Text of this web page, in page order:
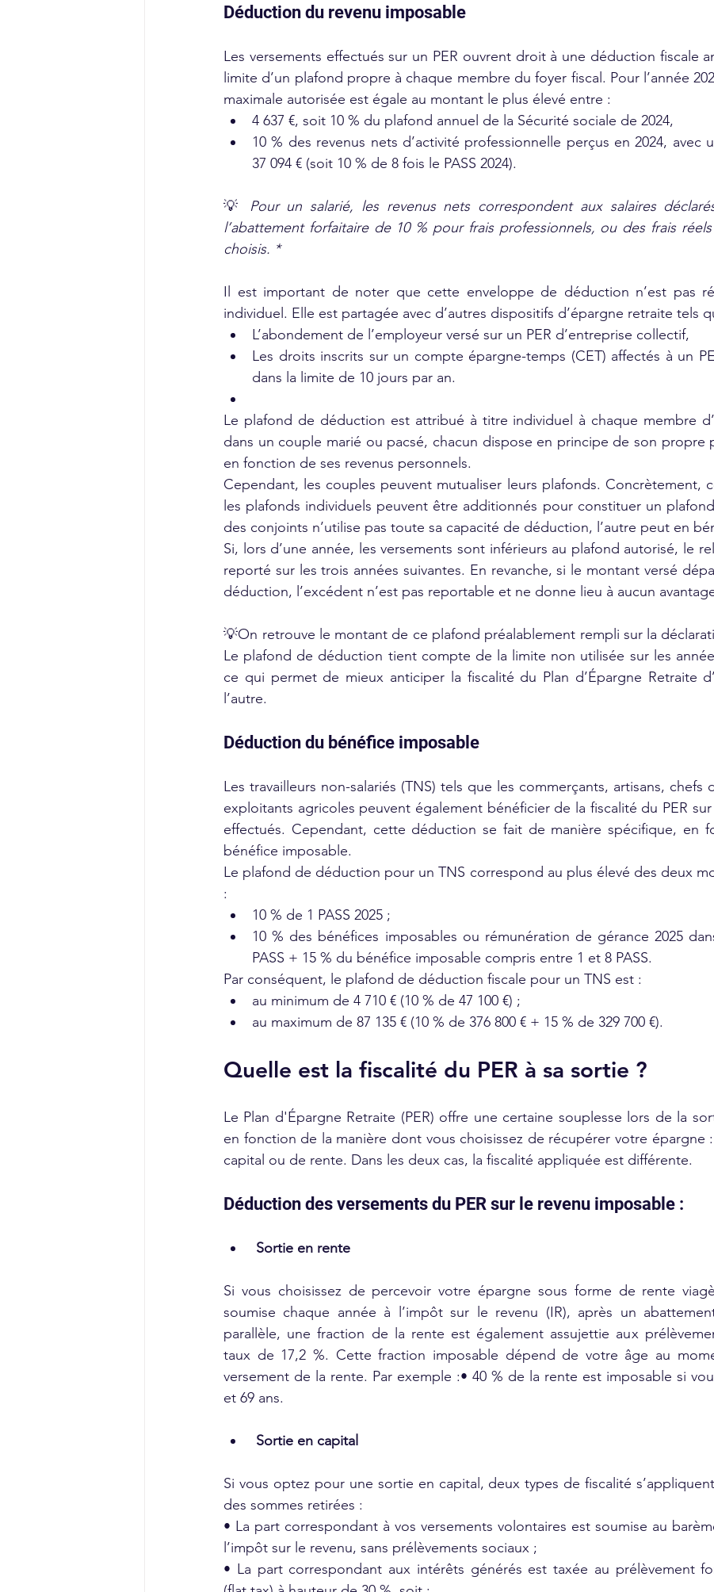
Déduction du revenu imposable
Les versements effectués sur un PER ouvrent droit à une déduction fiscale
limite d’un plafond propre à chaque membre du foyer fiscal. Pour l’année
maximale autorisée est égale au montant le plus élevé entre :
4 637 €, soit 10 % du plafond annuel de la Sécurité sociale de 2024,
10 % des revenus nets d’activité professionnelle perçus en 2024, avec
37 094 € (soit 10 % de 8 fois le PASS 2024).
💡 Pour un salarié, les revenus nets correspondent aux salaires
l’abattement forfaitaire de 10 % pour frais professionnels, ou des frais
choisis. *
Il est important de noter que cette enveloppe de déduction n’est pas
individuel. Elle est partagée avec d’autres dispositifs d’épargne retraite tels
L’abondement de l’employeur versé sur un PER d’entreprise collectif,
Les droits inscrits sur un compte épargne-temps (CET) affectés à un
dans la limite de 10 jours par an.
Le plafond de déduction est attribué à titre individuel à chaque membre
dans un couple marié ou pacsé, chacun dispose en principe de son propre
en fonction de ses revenus personnels.
Cependant, les couples peuvent mutualiser leurs plafonds. Concrètement,
les plafonds individuels peuvent être additionnés pour constituer un plafond
des conjoints n’utilise pas toute sa capacité de déduction, l’autre peut en
Si, lors d’une année, les versements sont inférieurs au plafond autorisé, le
reporté sur les trois années suivantes. En revanche, si le montant versé
déduction, l’excédent n’est pas reportable et ne donne lieu à aucun
💡On retrouve le montant de ce plafond préalablement rempli sur la
Le plafond de déduction tient compte de la limite non utilisée sur les
ce qui permet de mieux anticiper la fiscalité du Plan d’Épargne Retraite
l’autre.
Déduction du bénéfice imposable
Les travailleurs non-salariés (TNS) tels que les commerçants, artisans, chefs
exploitants agricoles peuvent également bénéficier de la fiscalité du PER
effectués. Cependant, cette déduction se fait de manière spécifique, en
bénéfice imposable.
Le plafond de déduction pour un TNS correspond au plus élevé des deux
:
10 % de 1 PASS 2025 ;
10 % des bénéfices imposables ou rémunération de gérance 2025
PASS + 15 % du bénéfice imposable compris entre 1 et 8 PASS.
Par conséquent, le plafond de déduction fiscale pour un TNS est :
au minimum de 4 710 € (10 % de 47 100 €) ;
au maximum de 87 135 € (10 % de 376 800 € + 15 % de 329 700 €).
Quelle est la fiscalité du PER à sa sortie ?
Le Plan d'Épargne Retraite (PER) offre une certaine souplesse lors de la
en fonction de la manière dont vous choisissez de récupérer votre épargne
capital ou de rente. Dans les deux cas, la fiscalité appliquée est différente.
Déduction des versements du PER sur le revenu imposable :
Sortie en rente
Si vous choisissez de percevoir votre épargne sous forme de rente
soumise chaque année à l’impôt sur le revenu (IR), après un
parallèle, une fraction de la rente est également assujettie aux
taux de 17,2 %. Cette fraction imposable dépend de votre âge au
versement de la rente. Par exemple :• 40 % de la rente est imposable si
et 69 ans.
Sortie en capital
Si vous optez pour une sortie en capital, deux types de fiscalité
des sommes retirées :
• La part correspondant à vos versements volontaires est soumise au
l’impôt sur le revenu, sans prélèvements sociaux ;
• La part correspondant aux intérêts générés est taxée au prélèvement